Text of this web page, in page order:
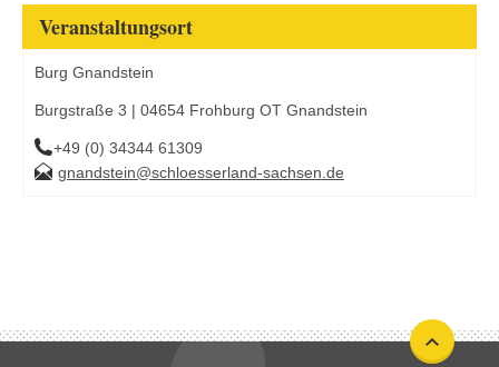
Veranstaltungsort
Burg Gnandstein
Burgstraße 3 | 04654 Frohburg OT Gnandstein
+49 (0) 34344 61309
gnandstein@schloesserland-sachsen.de